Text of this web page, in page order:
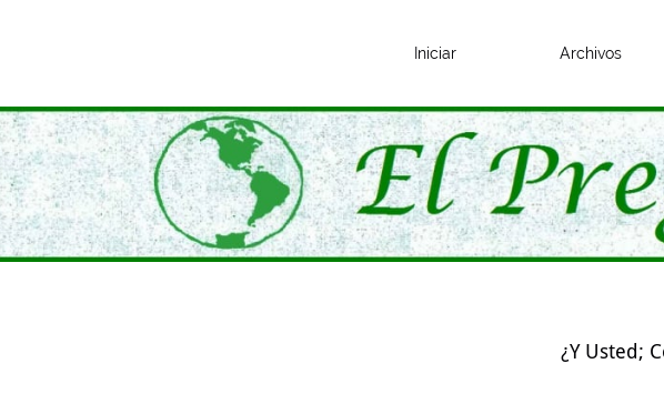
Iniciar Archivos
¿Y Usted;